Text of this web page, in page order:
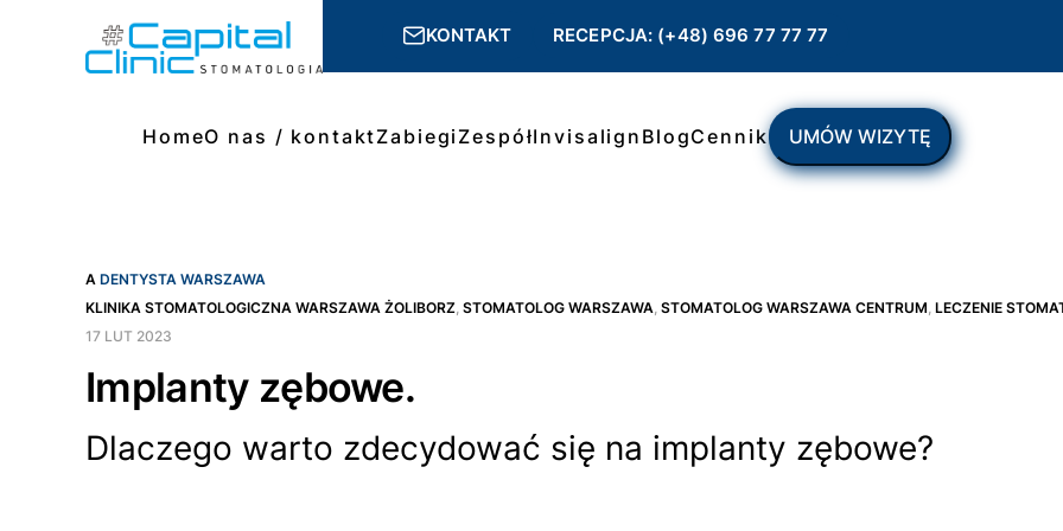
HomeO nas / kontaktZabiegi ZespółInvisalign BlogCennik UMÓW WIZYTĘ
KONTAKT RECEPCJA: (+48) 696 77 77 77
A DENTYSTA WARSZAWA
KLINIKA STOMATOLOGICZNA WARSZAWA ŻOLIBORZ, STOMATOLOG WARSZAWA, STOMATOLOG WARSZAWA CENTRUM, LECZENIE
17 LUT 2023
Implanty zębowe.
Dlaczego warto zdecydować się na implanty zębowe?